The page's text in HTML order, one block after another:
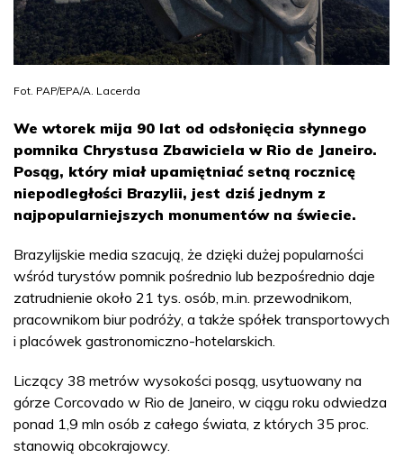
Fot. PAP/EPA/A. Lacerda
We wtorek mija 90 lat od odsłonięcia słynnego
pomnika Chrystusa Zbawiciela w Rio de Janeiro.
Posąg, który miał upamiętniać setną rocznicę
niepodległości Brazylii, jest dziś jednym z
najpopularniejszych monumentów na świecie.
Brazylijskie media szacują, że dzięki dużej popularności
wśród turystów pomnik pośrednio lub bezpośrednio daje
zatrudnienie około 21 tys. osób, m.in. przewodnikom,
pracownikom biur podróży, a także spółek transportowych
i placówek gastronomiczno-hotelarskich.
Liczący 38 metrów wysokości posąg, usytuowany na
górze Corcovado w Rio de Janeiro, w ciągu roku odwiedza
ponad 1,9 mln osób z całego świata, z których 35 proc.
stanowią obcokrajowcy.